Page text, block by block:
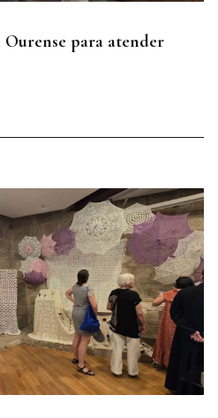
Ourense para atender
eólico en la provincia
medioambientales